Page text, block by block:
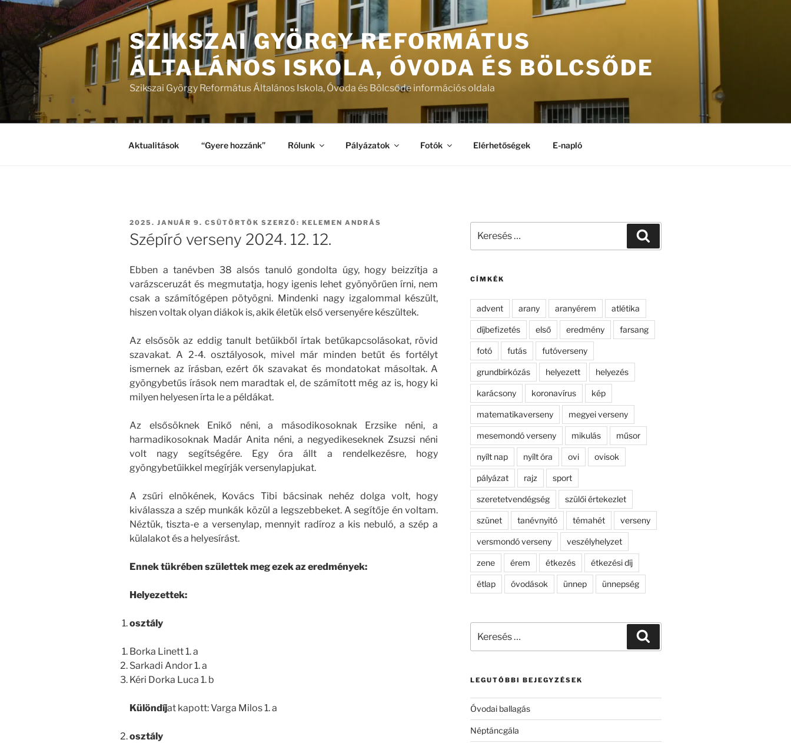
Tartalomhoz
SZIKSZAI GYÖRGY REFORMÁTUS
ÁLTALÁNOS ISKOLA, ÓVODA ÉS BÖLCSŐDE
Szikszai György Református Általános Iskola, Óvoda és Bölcsőde információs oldala
Aktualitások “Gyere hozzánk” Rólunk Pályázatok Fotók Elérhetőségek E-napló
BEKÜLDVE:
2025. JANUÁR 9. CSÜTÖRTÖK SZERZŐ: KELEMEN ANDRÁS
Szépíró verseny 2024. 12. 12.
Ebben a tanévben 38 alsós tanuló gondolta úgy, hogy beizzítja a
varázsceruzát és megmutatja, hogy igenis lehet gyönyörűen írni, nem
csak a számítógépen pötyögni. Mindenki nagy izgalommal készült,
hiszen voltak olyan diákok is, akik életük első versenyére készültek.
Az elsősök az eddig tanult betűikből írtak betűkapcsolásokat, rövid
szavakat. A 2-4. osztályosok, mivel már minden betűt és fortélyt
ismernek az írásban, ezért ők szavakat és mondatokat másoltak. A
gyöngybetűs írások nem maradtak el, de számított még az is, hogy ki
milyen helyesen írta le a példákat.
Az elsősöknek Enikő néni, a másodikosoknak Erzsike néni, a
harmadikosoknak Madár Anita néni, a negyedikeseknek Zsuzsi néni
volt nagy segítségére. Egy óra állt a rendelkezésre, hogy
gyöngybetűikkel megírják versenylapjukat.
A zsűri elnökének, Kovács Tibi bácsinak nehéz dolga volt, hogy
kiválassza a szép munkák közül a legszebbeket. A segítője én voltam.
Néztük, tiszta-e a versenylap, mennyit radíroz a kis nebuló, a szép a
külalakot és a helyesírást.
Ennek tükrében születtek meg ezek az eredmények:
Helyezettek:
osztály
Borka Linett 1. a
Sarkadi Andor 1. a
Kéri Dorka Luca 1. b
Különdíjat kapott: Varga Milos 1. a
osztály
következő
CÍMKÉK
advent arany aranyérem atlétika
díjbefizetés első eredmény farsang
fotó futás futóverseny
grundbírkózás helyezett helyezés
karácsony koronavírus kép
matematikaverseny megyei verseny
mesemondó verseny mikulás műsor
nyílt nap nyílt óra ovi ovisok
pályázat rajz sport
szeretetvendégség szülői értekezlet
szünet tanévnyitó témahét verseny
versmondó verseny veszélyhelyzet
zene érem étkezés étkezési díj
étlap óvodások ünnep ünnepség
következő
LEGUTÓBBI BEJEGYZÉSEK
Óvodai ballagás
Néptáncgála